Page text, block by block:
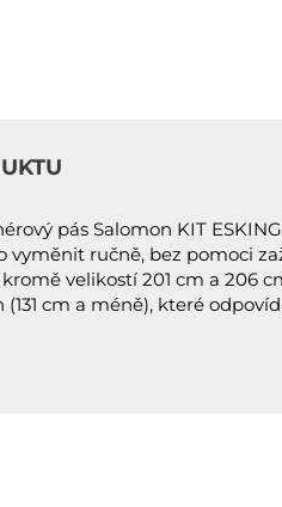
pás Salomon KIT
vyměnit ručně, bez pomoci
velikostí 201 cm a 206
cm a méně), které